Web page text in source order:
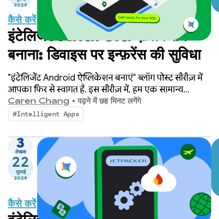
2026
कैसे करें
इंटेलिजेंट Android ऐप्लिकेशन
बनाना: डिवाइस पर इन्फ़रेंस की सुविधा
"इंटेलिजेंट Android ऐप्लिकेशन बनाएं" ब्लॉग पोस्ट सीरीज़ में
आपका फिर से स्वागत है. इस सीरीज़ में, हम एक सामान्य
Android ऐप्लिकेशन को आपकी दिलचस्पी के हिसाब से बनाए
गए, इंटेलिजेंट, और एजेंटिक अनुभव में बदलते हैं. हमने अपनी
पिछली पोस्ट में Jetpacker के बारे में बताया था. यह एक डेमो
ऐप्लिकेशन है, जिसका इस्तेमाल हम इस सीरीज़ में करेंगे.
Caren Chang • पढ़ने में छह मिनट लगेंगे
#Intelligent Apps
3
लेखक
22
जुलाई
2026
कैसे करें